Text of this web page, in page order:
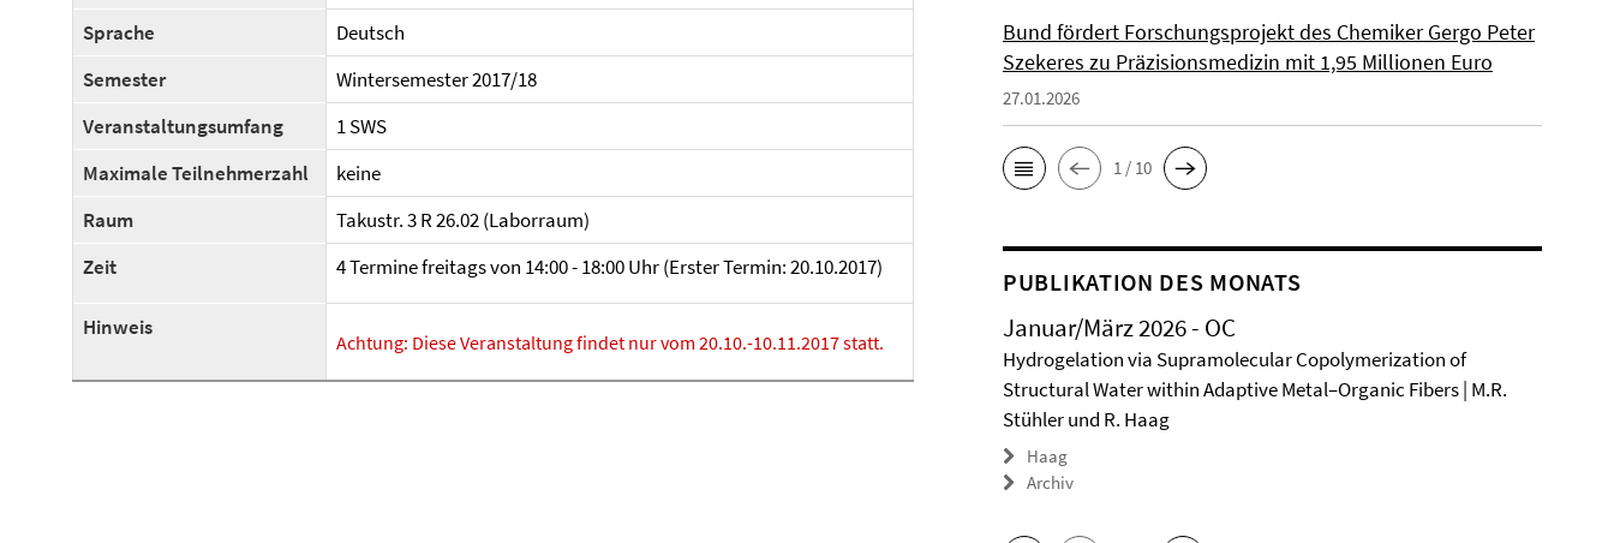
Sprache
Deutsch
Semester
Wintersemester 2017/18
Veranstaltungsumfang
1 SWS
Maximale Teilnehmerzahl
keine
Raum
Takustr. 3 R 26.02 (Laborraum)
Zeit
4 Termine freitags von 14:00 - 18:00 Uhr (Erster Termin: 20.10.2017)
Hinweis
Achtung: Diese Veranstaltung findet nur vom 20.10.-10.11.2017 statt.
Bund fördert Forschungsprojekt des Chemiker Gergo Peter
Szekeres zu Präzisionsmedizin mit 1,95 Millionen Euro
27.01.2026
1 / 10
PUBLIKATION DES MONATS
Januar/März 2026 - OC
Hydrogelation via Supramolecular Copolymerization of
Structural Water within Adaptive Metal–Organic Fibers | M.R.
Stühler und R. Haag
Haag
Archiv